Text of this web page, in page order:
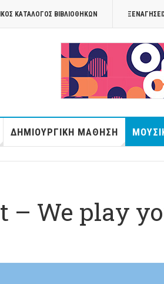
ΚΑΤΑΛΟΓΟΣ ΒΙΒΛΙΟΘΗΚΩΝ
ΔΗΜΙΟΥΡΓΙΚΉ ΜΆΘΗΣΗ
– We play